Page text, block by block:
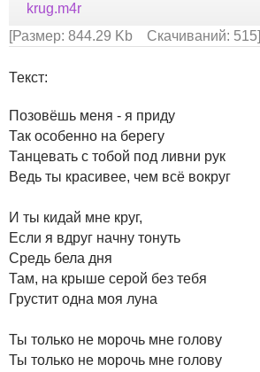
krug.m4r
[Размер: 844.29 Kb Скачиваний: 515]
Текст:
Позовёшь меня - я приду
Так особенно на берегу
Танцевать с тобой под ливни рук
Ведь ты красивее, чем всё вокруг
И ты кидай мне круг,
Если я вдруг начну тонуть
Средь бела дня
Там, на крыше серой без тебя
Грустит одна моя луна
Ты только не морочь мне голову
Ты только не морочь мне голову